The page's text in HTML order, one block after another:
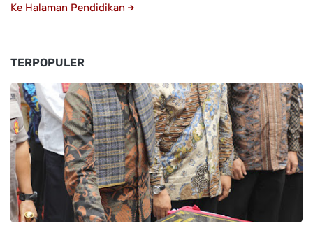
Ke Halaman Pendidikan
TERPOPULER